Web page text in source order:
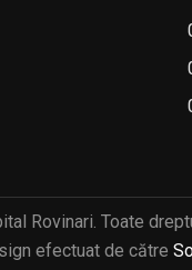
Rovinari. Toate
efectuat de către